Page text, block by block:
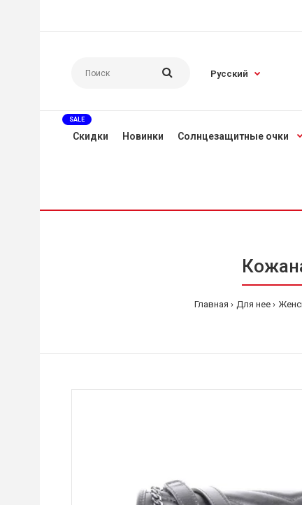
Русский
Скидки
SALE
Новинки Солнцезащитные очки
Главная Для нее